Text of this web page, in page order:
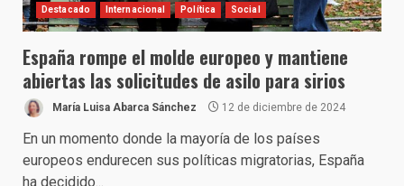
Destacado Internacional Política Social
España rompe el molde europeo y mantiene
abiertas las solicitudes de asilo para sirios
María Luisa Abarca Sánchez 12 de diciembre de 2024
En un momento donde la mayoría de los países
europeos endurecen sus políticas migratorias, España
ha decidido...